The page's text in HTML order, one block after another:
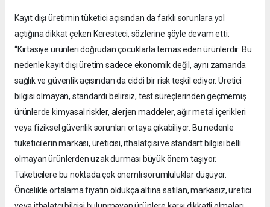
Kayıt dışı üretimin tüketici açısından da farklı sorunlara yol
açtığına dikkat çeken Keresteci, sözlerine şöyle devam etti:
“Kırtasiye ürünleri doğrudan çocuklarla temas eden ürünlerdir. Bu
nedenle kayıt dışı üretim sadece ekonomik değil, aynı zamanda
sağlık ve güvenlik açısından da ciddi bir risk teşkil ediyor. Üretici
bilgisi olmayan, standardı belirsiz, test süreçlerinden geçmemiş
ürünlerde kimyasal riskler, alerjen maddeler, ağır metal içerikleri
veya fiziksel güvenlik sorunları ortaya çıkabiliyor. Bu nedenle
tüketicilerin markası, üreticisi, ithalatçısı ve standart bilgisi belli
olmayan ürünlerden uzak durması büyük önem taşıyor.
Tüketicilere bu noktada çok önemli sorumluluklar düşüyor.
Öncelikle ortalama fiyatın oldukça altına satılan, markasız, üretici